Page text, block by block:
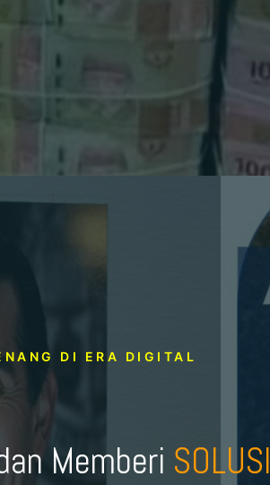
DI ERA DIGITAL
Memberi SOLUSI